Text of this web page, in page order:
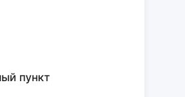
пункт